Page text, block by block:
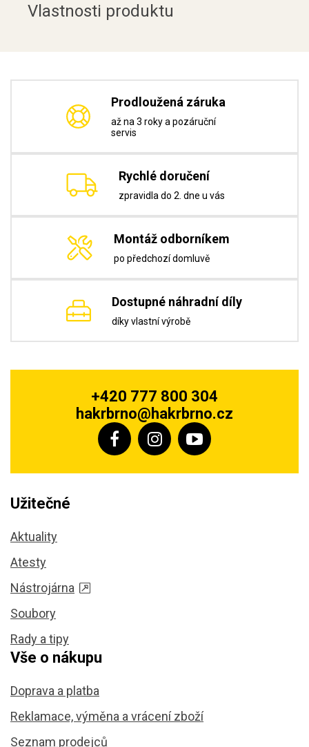
Vlastnosti produktu
Prodloužená záruka
až na 3 roky a pozáruční
servis
Rychlé doručení
zpravidla do 2. dne u vás
Montáž odborníkem
po předchozí domluvě
Dostupné náhradní díly
díky vlastní výrobě
+420 777 800 304
hakrbrno@hakrbrno.cz
Užitečné
Aktuality
Atesty
Nástrojárna
Soubory
Rady a tipy
Vše o nákupu
Doprava a platba
Reklamace, výměna a vrácení zboží
Seznam prodejců